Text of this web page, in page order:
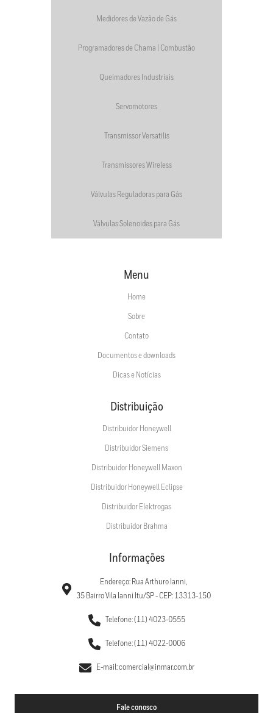
Medidores de Vazão de Gás
Programadores de Chama | Combustão
Queimadores Industriais
Servomotores
Transmissor Versatilis
Transmissores Wireless
Válvulas Reguladoras para Gás
Válvulas Solenoides para Gás
Menu
Home
Sobre
Contato
Documentos e downloads
Dicas e Notícias
Distribuição
Distribuidor Honeywell
Distribuidor Siemens
Distribuidor Honeywell Maxon
Distribuidor Honeywell Eclipse
Distribuidor Elektrogas
Distribuidor Brahma
Informações
Endereço: Rua Arthuro Ianni,
35 Bairro Vila Ianni Itu/SP - CEP: 13313-150
Telefone: (11) 4023-0555
Telefone: (11) 4022-0006
E-mail: comercial@inmar.com.br
Fale conosco